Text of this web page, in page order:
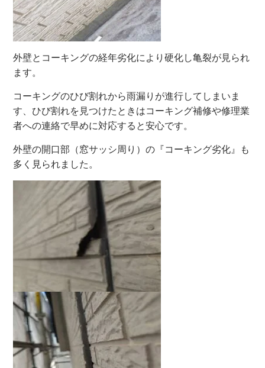
外壁とコーキングの経年劣化により硬化し亀裂が見られ
ます。
コーキングのひび割れから雨漏りが進行してしまいま
す、ひび割れを見つけたときはコーキング補修や修理業
者への連絡で早めに対応すると安心です。
外壁の開口部（窓サッシ周り）の『コーキング劣化』も
多く見られました。